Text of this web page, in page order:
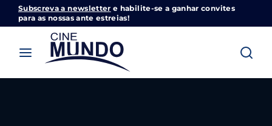
Subscreva a newsletter e habilite-se a ganhar convites
para as nossas ante estreias!
Cinemundo – Onde O Cinema Acontece
Login